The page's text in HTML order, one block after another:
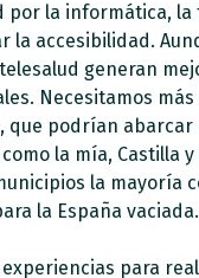
por la informática,
la accesibilidad.
generan
Necesitamos
que podrían
la mía, Castilla
la
la España vaciada.
para